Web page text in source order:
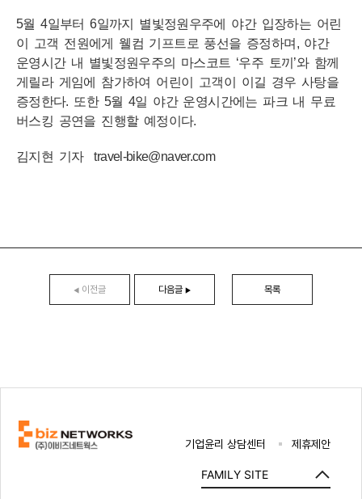
5월 4일부터 6일까지 별빛정원우주에 야간 입장하는 어린
이 고객 전원에게 웰컴 기프트로 풍선을 증정하며, 야간
운영시간 내 별빛정원우주의 마스코트 ‘우주 토끼’와 함께
게릴라 게임에 참가하여 어린이 고객이 이길 경우 사탕을
증정한다. 또한 5월 4일 야간 운영시간에는 파크 내 무료
버스킹 공연을 진행할 예정이다.
김지현 기자 travel-bike@naver.com
◀ 이전글 다음글 ▶ 목록
기업윤리 상담센터 제휴제안
FAMILY SITE